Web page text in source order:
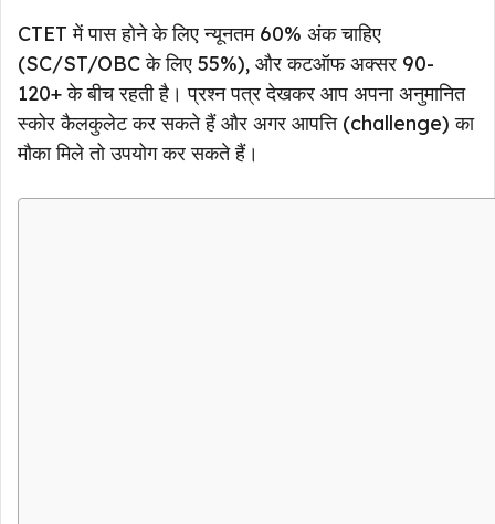
CTET में पास होने के लिए न्यूनतम 60% अंक चाहिए
(SC/ST/OBC के लिए 55%), और कटऑफ अक्सर 90-
120+ के बीच रहती है। प्रश्न पत्र देखकर आप अपना अनुमानित
स्कोर कैलकुलेट कर सकते हैं और अगर आपत्ति (challenge) का
मौका मिले तो उपयोग कर सकते हैं।